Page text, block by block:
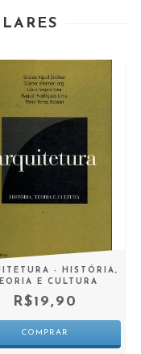
- HISTÓRIA,
E CULTURA
R$19,90